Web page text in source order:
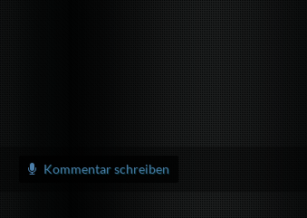
Kommentar schreiben